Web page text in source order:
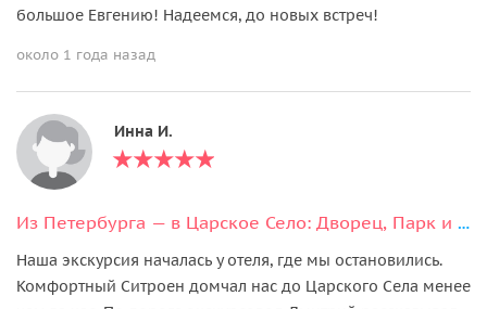
большое Евгению! Надеемся, до новых встреч!
около 1 года назад
Инна И.
Из Петербурга — в Царское Село: Дворец, Парк и Лицей
Наша экскурсия началась у отеля, где мы остановились.
Комфортный Ситроен домчал нас до Царского Села менее